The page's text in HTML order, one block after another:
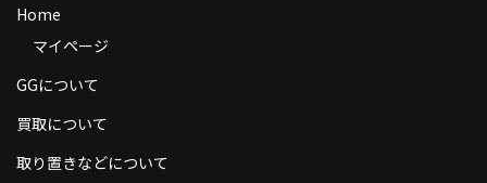
送料
商品の発送
Home
マイページ
GGについて
買取について
取り置きなどについて